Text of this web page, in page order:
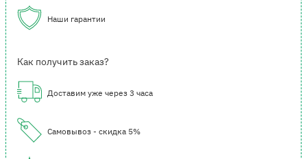
Наши гарантии
Как получить заказ?
Доставим уже через 3 часа
Самовывоз - скидка 5%